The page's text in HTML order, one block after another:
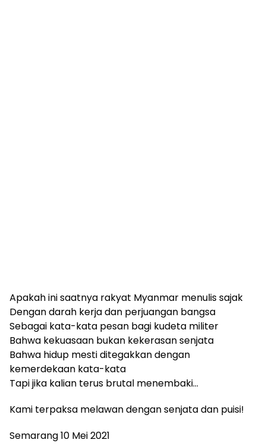
Apakah ini saatnya rakyat Myanmar menulis sajak
Dengan darah kerja dan perjuangan bangsa
Sebagai kata-kata pesan bagi kudeta militer
Bahwa kekuasaan bukan kekerasan senjata
Bahwa hidup mesti ditegakkan dengan
kemerdekaan kata-kata
Tapi jika kalian terus brutal menembaki…
Kami terpaksa melawan dengan senjata dan puisi!
Semarang 10 Mei 2021